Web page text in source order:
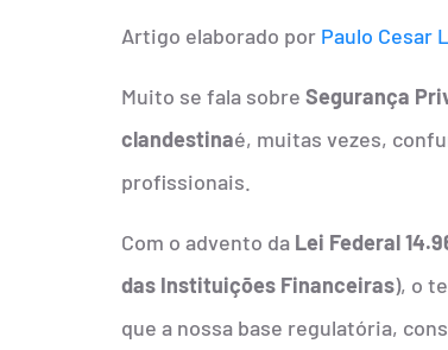
Artigo elaborado por Paulo Cesar
Muito se fala sobre Segurança
clandestinaé, muitas vezes,
profissionais.
Com o advento da Lei Federal
das Instituições Financeiras), o
que a nossa base regulatória,